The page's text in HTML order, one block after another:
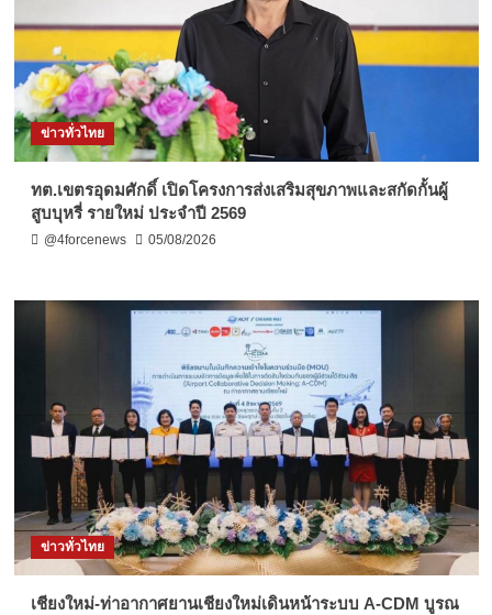
ข่าวทั่วไทย
ทต.เขตรอุดมศักดิ์ เปิดโครงการส่งเสริมสุขภาพและสกัดกั้นผู้
สูบบุหรี่ รายใหม่ ประจำปี 2569
@4forcenews 05/08/2026
ข่าวทั่วไทย
เชียงใหม่-ท่าอากาศยานเชียงใหม่เดินหน้าระบบ A-CDM บูรณ